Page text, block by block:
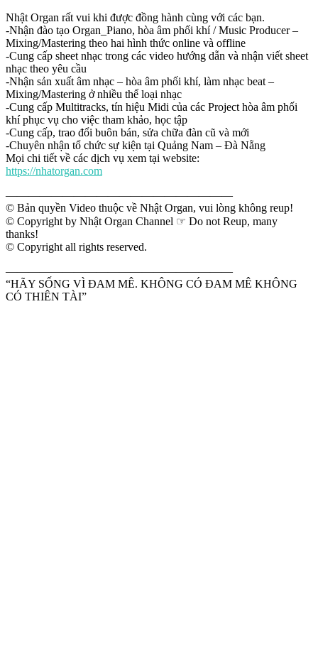
Nhật Organ rất vui khi được đồng hành cùng với các bạn.
-Nhận đào tạo Organ_Piano, hòa âm phối khí / Music Producer –
Mixing/Mastering theo hai hình thức online và offline
-Cung cấp sheet nhạc trong các video hướng dẫn và nhận viết sheet
nhạc theo yêu cầu
-Nhận sản xuất âm nhạc – hòa âm phối khí, làm nhạc beat –
Mixing/Mastering ở nhiều thể loại nhạc
-Cung cấp Multitracks, tín hiệu Midi của các Project hòa âm phối
khí phục vụ cho việc tham khảo, học tập
-Cung cấp, trao đổi buôn bán, sửa chữa đàn cũ và mới
-Chuyên nhận tổ chức sự kiện tại Quảng Nam – Đà Nẵng
Mọi chi tiết về các dịch vụ xem tại website:
https://nhatorgan.com
————————————————————
© Bản quyền Video thuộc về Nhật Organ, vui lòng không reup!
© Copyright by Nhật Organ Channel ☞ Do not Reup, many
thanks!
© Copyright all rights reserved.
————————————————————
“HÃY SỐNG VÌ ĐAM MÊ. KHÔNG CÓ ĐAM MÊ KHÔNG
CÓ THIÊN TÀI”